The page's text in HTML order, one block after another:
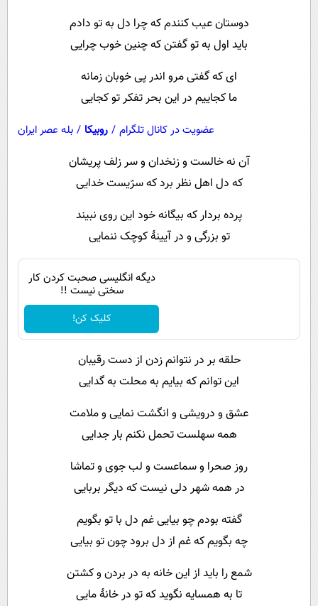
محیط زیست
حیات وحش
دوستان عیب کنندم که چرا دل به تو دادم
باید اول به تو گفتن که چنین خوب چرایی
ای که گفتی مرو اندر پی خوبان زمانه
ما کجاییم در این بحر تفکر تو کجایی
عضویت در کانال تلگرام / روبیکا / بله عصر ایران
آن نه خالست و زنخدان و سر زلف پریشان
که دل اهل نظر برد که سرّیست خدایی
پرده بردار که بیگانه خود این روی نبیند
تو بزرگی و در آیینهٔ کوچک ننمایی
دیگه انگلیسی صحبت کردن کار
سختی نیست !!
کلیک کن!
حلقه بر در نتوانم زدن از دست رقیبان
این توانم که بیایم به محلت به گدایی
عشق و درویشی و انگشت نمایی و ملامت
همه سهلست تحمل نکنم بار جدایی
روز صحرا و سماعست و لب جوی و تماشا
در همه شهر دلی نیست که دیگر بربایی
گفته بودم چو بیایی غم دل با تو بگویم
چه بگویم که غم از دل برود چون تو بیایی
شمع را باید از این خانه به در بردن و کشتن
تا به همسایه نگوید که تو در خانهٔ مایی